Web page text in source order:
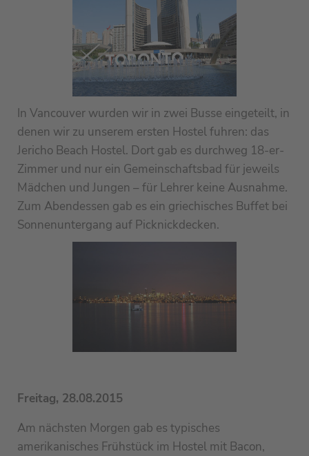
In Vancouver wurden wir in zwei Busse eingeteilt, in
denen wir zu unserem ersten Hostel fuhren: das
Jericho Beach Hostel. Dort gab es durchweg 18-er-
Zimmer und nur ein Gemeinschaftsbad für jeweils
Mädchen und Jungen – für Lehrer keine Ausnahme.
Zum Abendessen gab es ein griechisches Buffet bei
Sonnenuntergang auf Picknickdecken.
Freitag, 28.08.2015
Am nächsten Morgen gab es typisches
amerikanisches Frühstück im Hostel mit Bacon,